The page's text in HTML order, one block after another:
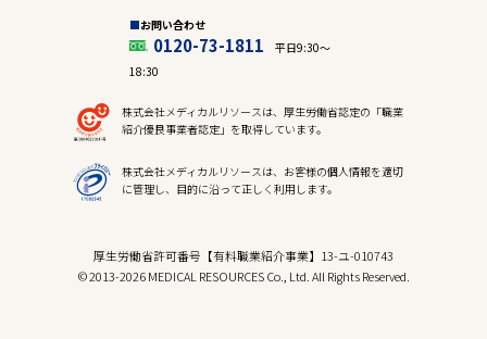
お問い合わせ
0120-73-1811
平日9:30〜
18:30
株式会社メディカルリソースは、厚生労働省認定の「職業
紹介優良事業者認定」を取得しています。
株式会社メディカルリソースは、お客様の個人情報を適切
に管理し、目的に沿って正しく利用します。
厚生労働省許可番号【有料職業紹介事業】13-ユ-010743
© 2013-2026 MEDICAL RESOURCES Co., Ltd. All Rights Reserved.